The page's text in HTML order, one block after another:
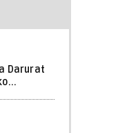
Darurat